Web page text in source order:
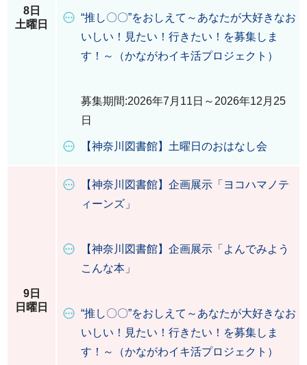
8日
土曜日
“推し〇〇”をおしえて～あなたが大好きなお
いしい！見たい！行きたい！を募集しま
す！～（かながわイキ活プロジェクト）
募集期間:2026年7月11日～2026年12月25
日
【神奈川図書館】土曜日のおはなし会
9日
日曜日
【神奈川図書館】企画展示「ヨコハマノテ
ィーンズ」
【神奈川図書館】企画展示「よんでみよう
こんな本」
“推し〇〇”をおしえて～あなたが大好きなお
いしい！見たい！行きたい！を募集しま
す！～（かながわイキ活プロジェクト）